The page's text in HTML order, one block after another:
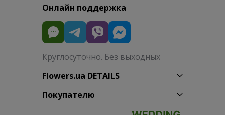
Онлайн поддержка
Круглосуточно. Без выходных
Flowers.ua DETAILS
Покупателю